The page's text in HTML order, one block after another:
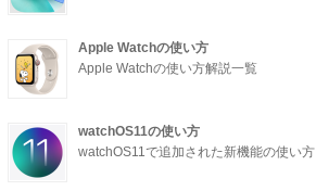
Apple Watchの使い方
Apple Watchの使い方解説一覧
watchOS11の使い方
watchOS11で追加された新機能の使い方